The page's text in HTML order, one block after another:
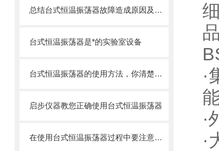
总结台式恒温振荡器故障造成原因及解决方法
台式恒温振荡器是*的实验室设备
台式恒温振荡器的使用方法，你清楚吗？
启步仪器教您正确使用台式恒温振荡器
在使用台式恒温振荡器过程中要注意的事项有
·
·
·